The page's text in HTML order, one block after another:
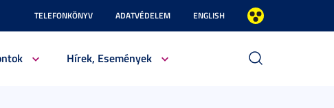
TELEFONKÖNYV ADATVÉDELEM ENGLISH
Hírek, Események